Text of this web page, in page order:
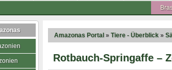
Amazonas Portal » Tiere - Überblick »
Rotbauch-Springaffe –